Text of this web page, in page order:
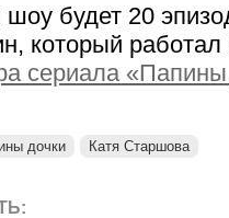
будет 20
который
сериала
дочки Катя Старшова